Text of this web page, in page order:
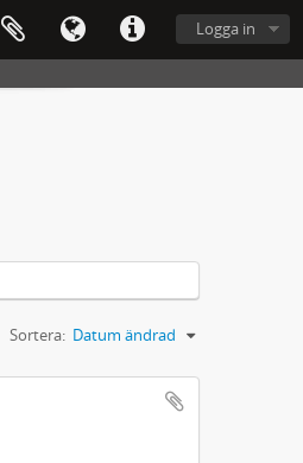
Logga in
Sortera: Datum ändrad